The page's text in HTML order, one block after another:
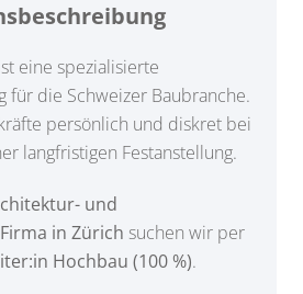
eine spezialisierte
für die Schweizer Baubranche.
persönlich und diskret bei
langfristigen Festanstellung.
und
in Zürich suchen wir per
Hochbau (100 %).